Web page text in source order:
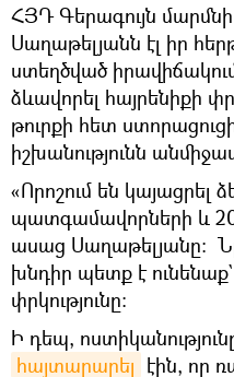
ՀՅԴ Գերագույն
Սաղաթելյանն էլ իր
ստեղծված
ձևավորել հայրենիքի
թուրքի հետ
իշխանությունն
«Որոշում են կայացրել
պատգամավորների և 20
ասաց Սաղաթելյանը։
խնդիր պետք է
փրկությունը։
Ի դեպ,
հայտարարել էին, որ